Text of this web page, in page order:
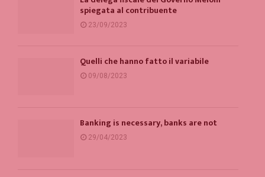
spiegata al contribuente
23/09/2023
Quelli che hanno fatto il variabile
09/08/2023
Banking is necessary, banks are not
29/04/2023